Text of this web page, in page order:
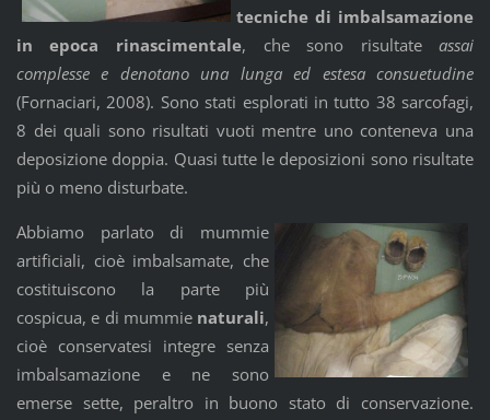
tecniche di imbalsamazione
in epoca rinascimentale, che sono risultateassai
complesse e denotano una lunga ed estesa consuetudine
(Fornaciari, 2008). Sono stati esplorati in tutto 38 sarcofagi,
8 dei quali sono risultati vuoti mentre uno conteneva una
deposizione doppia. Quasi tutte le depo­sizioni sono risultate
più o meno disturbate.
Abbiamo parlato di mummie
artificiali, cioè imbalsamate, che
costituiscono la parte più
cospicua, e di mummienaturali,
cioè conservatesi integre senza
imbalsamazione e ne sono
emerse sette, peraltro in buono stato di conservazione.